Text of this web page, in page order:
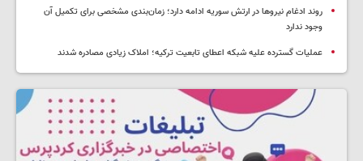
روند ادغام نیروها در ارتش سوریه ادامه دارد؛ زمان‌بندی مشخصی برای تکمیل آن
وجود ندارد
عملیات گسترده علیه شبکه اعطای تابعیت ترکیه؛ املاک زیادی مصادره شدند